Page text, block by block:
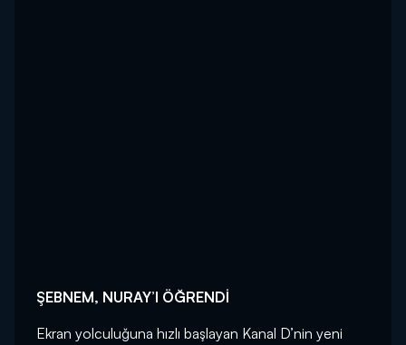
ŞEBNEM, NURAY’I ÖĞRENDİ
Ekran yolculuğuna hızlı başlayan Kanal D’nin yeni